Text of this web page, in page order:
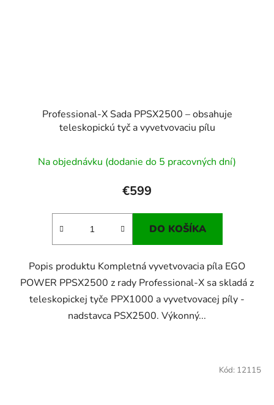
Professional-X Sada PPSX2500 – obsahuje
teleskopickú tyč a vyvetvovaciu pílu
Na objednávku (dodanie do 5 pracovných dní)
€599
DO KOŠÍKA
Popis produktu Kompletná vyvetvovacia píla EGO
POWER PPSX2500 z rady Professional-X sa skladá z
teleskopickej tyče PPX1000 a vyvetvovacej píly -
nadstavca PSX2500. Výkonný...
Kód: 12115